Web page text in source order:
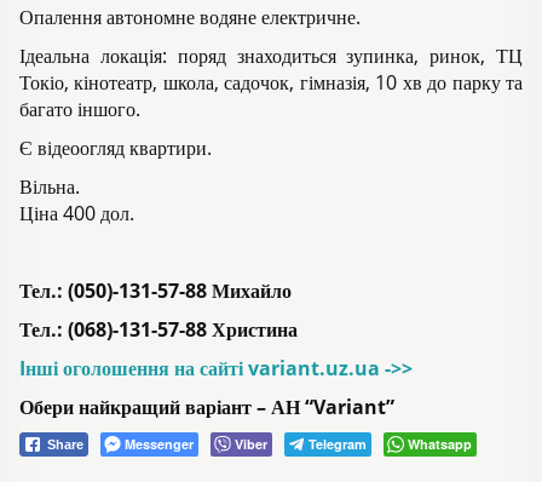
Опалення автономне водяне електричне.
Ідеальна локація: поряд знаходиться зупинка, ринок, ТЦ
Токіо, кінотеатр, школа, садочок, гімназія, 10 хв до парку та
багато іншого.
Є відеоогляд квартири.
Вільна.
Ціна 400 дол.
Тел.: (050)-131-57-88 Михайло
Тел.: (068)-131-57-88 Христина
Iнші оголошення на сайті variant.uz.ua ->>
Обери найкращий варіант – АН “Variant”
Share Messenger Viber Telegram Whatsapp